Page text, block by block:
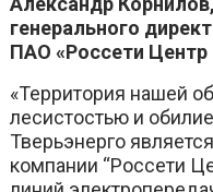
генерального
ПАО «Россети Центр
«Территория нашей
лесистостью и
Тверьэнерго
компании “Россети